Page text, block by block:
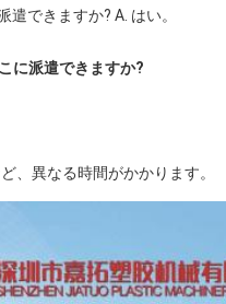
できますか? A. はい。
に派遣できますか?
、異なる時間がかかります。